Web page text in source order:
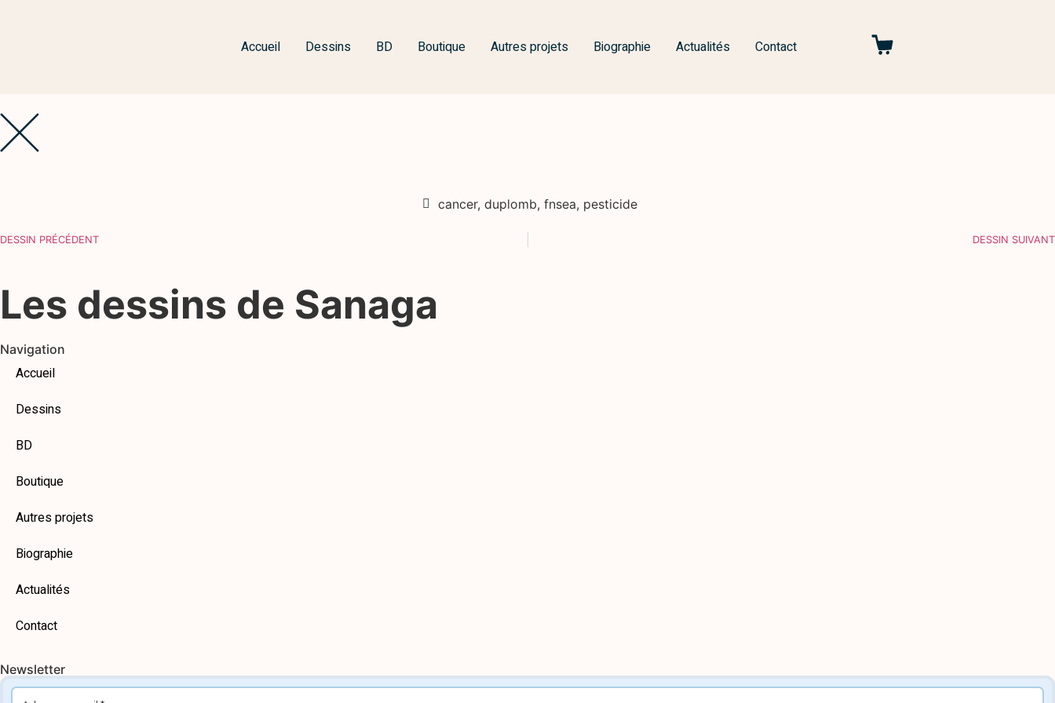
Accueil Dessins BD Boutique Autres projets Biographie Actualités Contact
cancer, duplomb, fnsea, pesticide
DESSIN PRÉCÉDENT DESSIN SUIVANT
Les dessins de Sanaga
Navigation
Accueil
Dessins
BD
Boutique
Autres projets
Biographie
Actualités
Contact
Newsletter